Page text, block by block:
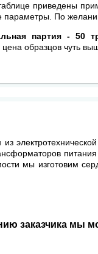
приведены
параметры. По
партия - 50
образцов чуть
из
мы изготовим
заказчика мы